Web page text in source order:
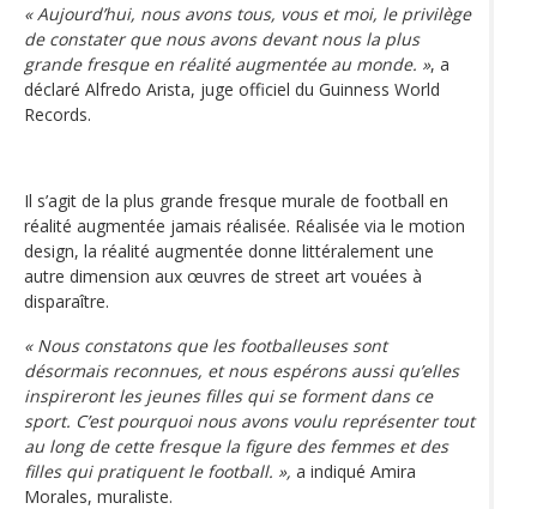
« Aujourd’hui, nous avons tous, vous et moi, le privilège
de constater que nous avons devant nous la plus
grande fresque en réalité augmentée au monde. », a
déclaré Alfredo Arista, juge officiel du Guinness World
Records.
Il s’agit de la plus grande fresque murale de football en
réalité augmentée jamais réalisée. Réalisée via le motion
design, la réalité augmentée donne littéralement une
autre dimension aux œuvres de street art vouées à
disparaître.
« Nous constatons que les footballeuses sont
désormais reconnues, et nous espérons aussi qu’elles
inspireront les jeunes filles qui se forment dans ce
sport. C’est pourquoi nous avons voulu représenter tout
au long de cette fresque la figure des femmes et des
filles qui pratiquent le football. », a indiqué Amira
Morales, muraliste.